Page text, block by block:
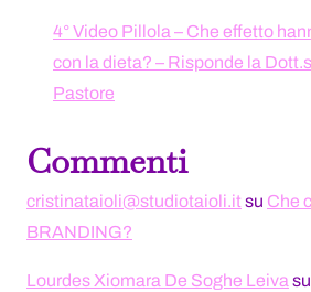
4° Video Pillola – Che effetto
con la dieta? – Risponde la
Pastore
Commenti
cristinataioli@studiotaioli.itsu Che
BRANDING?
Lourdes Xiomara De Soghe Leiva su